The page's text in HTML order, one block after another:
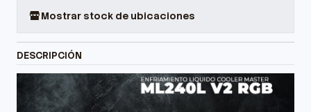
Mostrar stock de ubicaciones
DESCRIPCIÓN